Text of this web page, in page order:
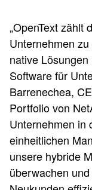
„OpenText zählt
Unternehmen
native
Software für
Barrenechea,
Portfolio von
Unternehmen in
einheitlichen
unsere hybride
überwachen